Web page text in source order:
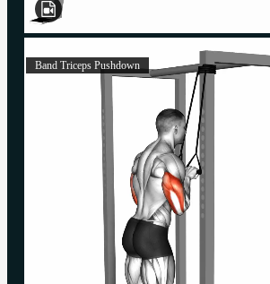
Band Triceps Pushdown